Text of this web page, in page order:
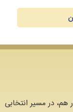
هم، در مسیر انتخابی